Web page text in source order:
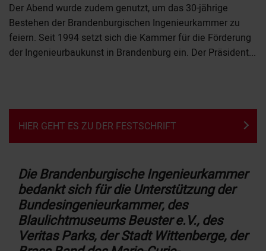
Der Abend wurde zudem genutzt, um das 30-jährige
Bestehen der Brandenburgischen Ingenieurkammer zu
feiern. Seit 1994 setzt sich die Kammer für die Förderung
der Ingenieurbaukunst in Brandenburg ein. Der Präsident...
HIER GEHT ES ZU DER FESTSCHRIFT
Die Brandenburgische Ingenieurkammer
bedankt sich für die Unterstützung der
Bundesingenieurkammer, des
Blaulichtmuseums Beuster e.V., des
Veritas Parks, der Stadt Wittenberge, der